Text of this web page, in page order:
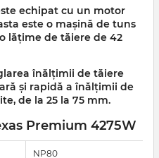
echipat cu un motor
este o mașină de tuns
lățime de tăiere de 42
înălțimii de tăiere
și rapidă a înălțimii de
de la 25 la 75 mm.
Premium 4275W
NP80